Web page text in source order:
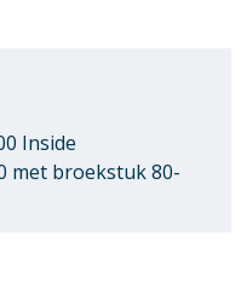
Inside
met broekstuk 80-